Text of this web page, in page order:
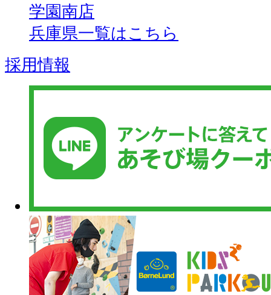
学園南店
兵庫県一覧はこちら
採用情報